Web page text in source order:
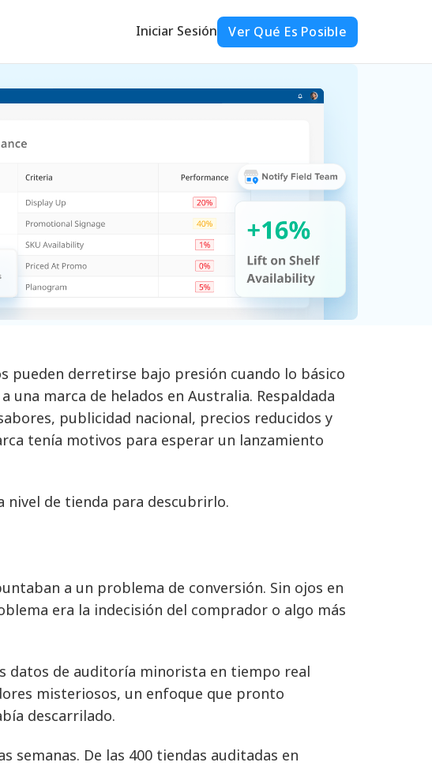
Iniciar Sesión Ver Qué Es Posible
pueden derretirse bajo presión cuando lo básico
una marca de helados en Australia. Respaldada
publicidad nacional, precios reducidos y
tenía motivos para esperar un lanzamiento
nivel de tienda para descubrirlo.
a un problema de conversión. Sin ojos en
era la indecisión del comprador o algo más
datos de auditoría minorista en tiempo real
misteriosos, un enfoque que pronto
descarrilado.
semanas. De las 400 tiendas auditadas en